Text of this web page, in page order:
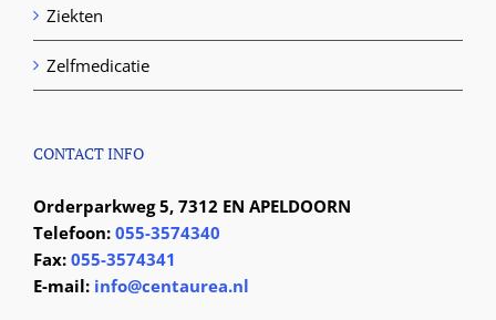
Ziekten
Zelfmedicatie
CONTACT INFO
Orderparkweg 5, 7312 EN APELDOORN
Telefoon: 055-3574340
Fax: 055-3574341
E-mail: info@centaurea.nl